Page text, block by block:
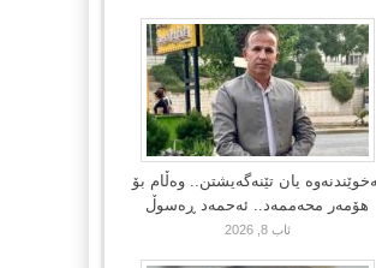
یان تێنەگەیشتن.. وەڵام بۆ
هۆمەر محەممەد.. ئەحمەد ڕەسوڵ
ئاب 8, 2026